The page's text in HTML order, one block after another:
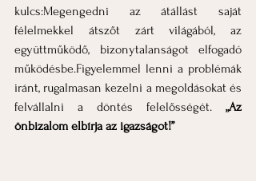
kulcs:Megengedni az átállást saját
félelmekkel átszőt zárt világából, az
együttműködő, bizonytalanságot elfogadó
működésbe.Figyelemmel lenni a problémák
iránt, rugalmasan kezelni a megoldásokat és
felvállalni a döntés felelősségét. „Az
önbizalom elbírja az igazságot!”